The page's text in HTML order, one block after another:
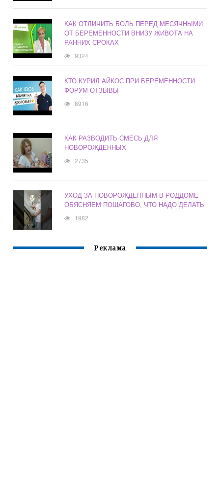
КАК ОТЛИЧИТЬ БОЛЬ ПЕРЕД МЕСЯЧНЫМИ
ОТ БЕРЕМЕННОСТИ ВНИЗУ ЖИВОТА НА
РАННИХ СРОКАХ
9324
КТО КУРИЛ АЙКОС ПРИ БЕРЕМЕННОСТИ
ФОРУМ ОТЗЫВЫ
8916
КАК РАЗВОДИТЬ СМЕСЬ ДЛЯ
НОВОРОЖДЕННЫХ
2735
УХОД ЗА НОВОРОЖДЕННЫМ В РОДДОМЕ -
ОБЯСНЯЕМ ПОШАГОВО, ЧТО НАДО ДЕЛАТЬ
1982
Реклама